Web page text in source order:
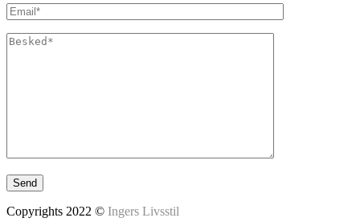
Copyrights 2022 © Ingers Livsstil